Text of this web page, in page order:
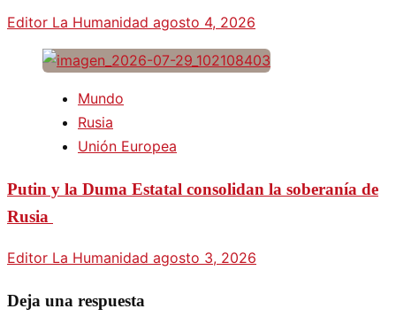
Editor La Humanidad agosto 4, 2026
Mundo
Rusia
Unión Europea
Putin y la Duma Estatal consolidan la soberanía de
Rusia
Editor La Humanidad agosto 3, 2026
Deja una respuesta